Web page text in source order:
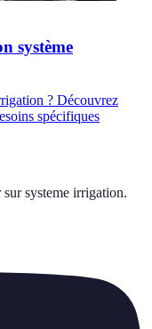
système
? Découvrez
spécifiques
sur systeme irrigation.